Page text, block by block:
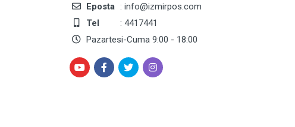
Eposta : info@izmirpos.com
Tel
: 4417441
Pazartesi-Cuma 9:00 - 18:00